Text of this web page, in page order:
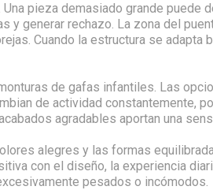
pieza demasiado grande puede
y generar rechazo. La zona del
Cuando la estructura se
de gafas infantiles. Las
de actividad constantemente,
agradables aportan una
alegres y las formas
con el diseño, la experiencia
pesados o incómodos.